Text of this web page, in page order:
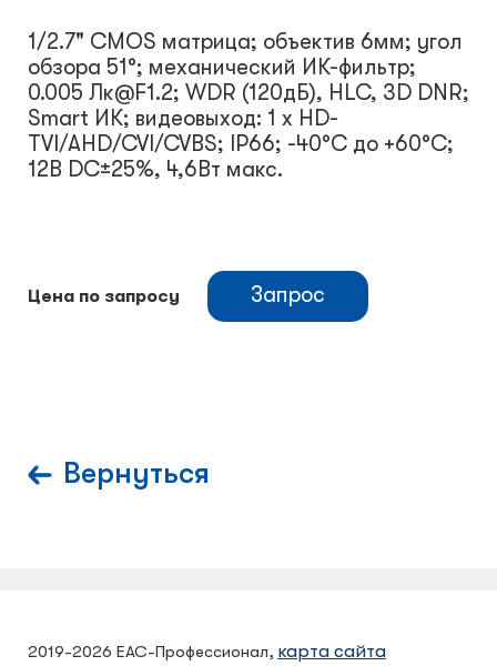
1/2.7" CMOS матрица; объектив 6мм; угол
обзора 51°; механический ИК-фильтр;
0.005 Лк@F1.2; WDR (120дБ), HLC, 3D DNR;
Smart ИК; видеовыход: 1 х HD-
TVI/AHD/CVI/CVBS; IP66; -40°С до +60°С;
12В DC±25%, 4,6Вт макс.
Цена по запросу Запрос
Вернуться
2019-2026 ЕАС-Профессионал, карта сайта